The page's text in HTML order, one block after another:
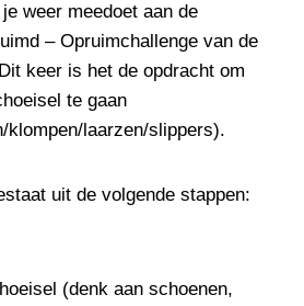
weer meedoet aan de
– Opruimchallenge van de
keer is het de opdracht om
te gaan
klompen/laarzen/slippers).
uit de volgende stappen:
(denk aan schoenen,